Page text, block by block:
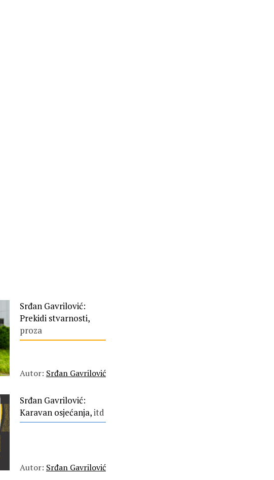
Srđan Gavrilović:
Prekidi stvarnosti,
proza
Autor: Srđan Gavrilović
Srđan Gavrilović:
Karavan osjećanja,itd
Autor: Srđan Gavrilović